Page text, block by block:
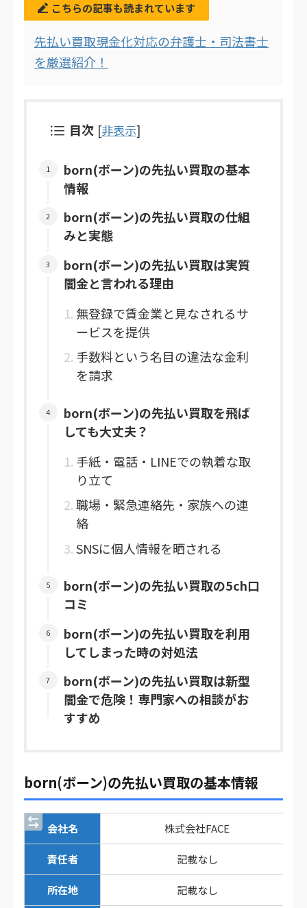
こちらの記事も読まれています
先払い買取現金化対応の弁護士・司法書士
を厳選紹介！
目次 [非表示]
born(ボーン)の先払い買取の基本
情報
born(ボーン)の先払い買取の仕組
みと実態
born(ボーン)の先払い買取は実質
闇金と言われる理由
無登録で賃金業と見なされるサ
ービスを提供
手数料という名目の違法な金利
を請求
born(ボーン)の先払い買取を飛ば
しても大丈夫？
手紙・電話・LINEでの執着な取
り立て
職場・緊急連絡先・家族への連
絡
SNSに個人情報を晒される
born(ボーン)の先払い買取の5ch口
コミ
born(ボーン)の先払い買取を利用
してしまった時の対処法
born(ボーン)の先払い買取は新型
闇金で危険！専門家への相談がお
すすめ
born(ボーン)の先払い買取の基本情報
会社名 株式会社FACE
責任者 記載なし
所在地 記載なし